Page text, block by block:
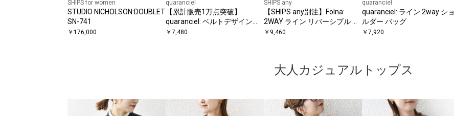
SHIPS for women
STUDIO NICHOLSON:DOUBLET
SN-741
￥ 176,000
quaranciel
【累計販売1万点突破】
quaranciel: ベルトデザイン
2way トートバッグ（A4対
￥ 7,480
SHIPS any
【SHIPS any別注】Folna:
2WAY ライン リバーシブル シ
ョルダー バッグ
￥ 9,460
quaranciel
quaranciel: ライン 2way ショ
ルダー バッグ
￥ 7,920
大人カジュアルトップス